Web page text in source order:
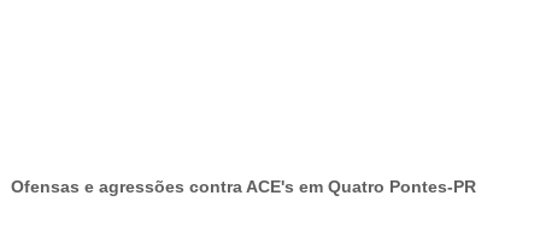
Ofensas e agressões contra ACE's em Quatro Pontes-PR